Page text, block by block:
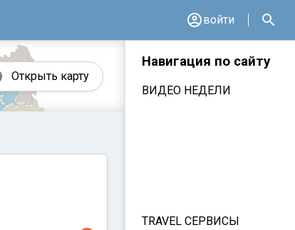
войти
Открыть карту
Навигация по сайту
ВИДЕО НЕДЕЛИ
TRAVEL СЕРВИСЫ